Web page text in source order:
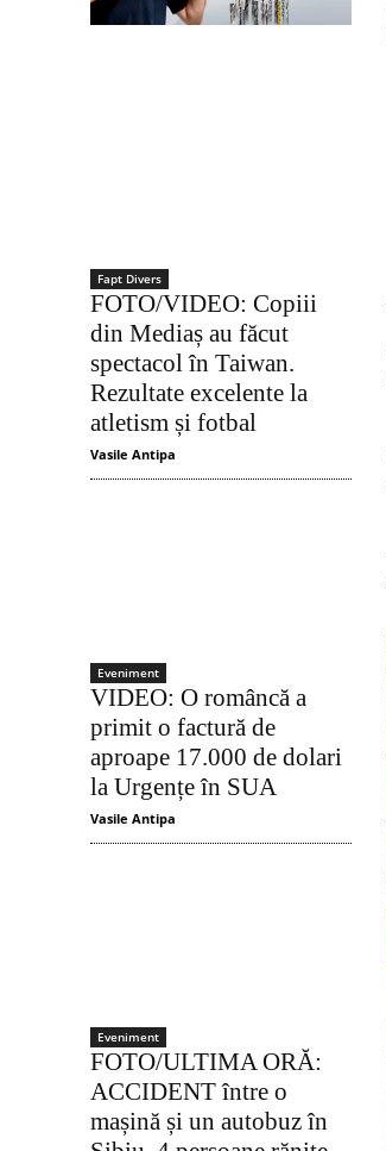
Fapt Divers
FOTO/VIDEO: Copiii
din Mediaș au făcut
spectacol în Taiwan.
Rezultate excelente la
atletism și fotbal
Vasile Antipa
Eveniment
VIDEO: O româncă a
primit o factură de
aproape 17.000 de dolari
la Urgențe în SUA
Vasile Antipa
Eveniment
FOTO/ULTIMA ORĂ:
ACCIDENT între o
mașină și un autobuz în